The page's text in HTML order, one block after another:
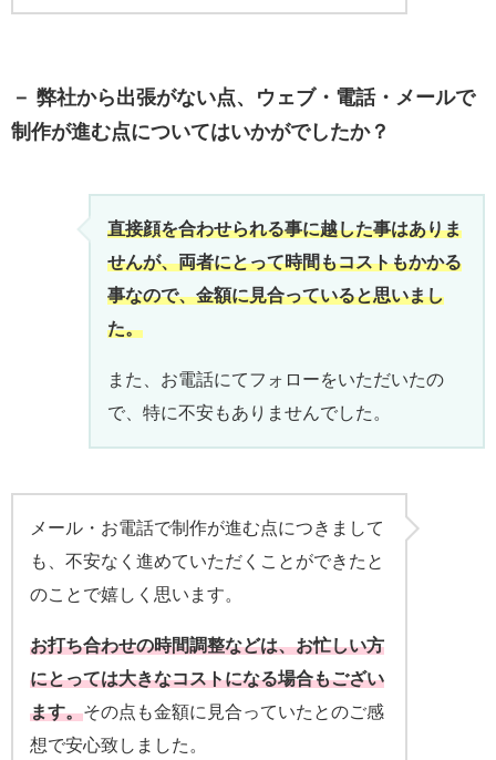
－ 弊社から出張がない点、ウェブ・電話・メールで
制作が進む点についてはいかがでしたか？
直接顔を合わせられる事に越した事はありま
せんが、両者にとって時間もコストもかかる
事なので、金額に見合っていると思いまし
た。
また、お電話にてフォローをいただいたの
で、特に不安もありませんでした。
メール・お電話で制作が進む点につきまして
も、不安なく進めていただくことができたと
のことで嬉しく思います。
お打ち合わせの時間調整などは、お忙しい方
にとっては大きなコストになる場合もござい
ます。その点も金額に見合っていたとのご感
想で安心致しました。